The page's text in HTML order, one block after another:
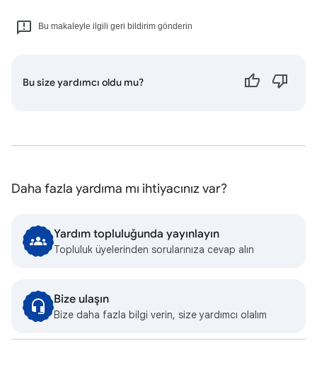
Bu makaleyle ilgili geri bildirim gönderin
Bu size yardımcı oldu mu?
Daha fazla yardıma mı ihtiyacınız var?
Yardım topluluğunda yayınlayın
Topluluk üyelerinden sorularınıza cevap alın
Bize ulaşın
Bize daha fazla bilgi verin, size yardımcı olalım